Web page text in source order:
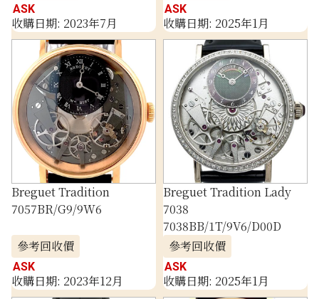
ASK
收購日期: 2023年7月
ASK
收購日期: 2025年1月
Breguet Tradition
7057BR/G9/9W6
參考回收價
ASK
收購日期: 2023年12月
Breguet Tradition Lady
7038
7038BB/1T/9V6/D00D
參考回收價
ASK
收購日期: 2025年1月